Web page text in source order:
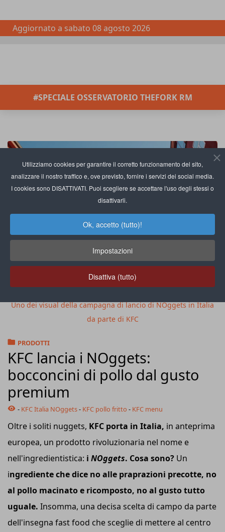
Utilizziamo cookies per garantire il corretto funzionamento del sito,
analizzare il nostro traffico e, ove previsto, fornire i servizi dei social media.
I cookies sono DISATTIVATI. Puoi scegliere se accettare l'uso degli stessi o
disattivarli.
Ok, accetto (tutto)!
Impostazioni
Disattiva (tutto)
Aggiornato a sabato 08 agosto 2026
#SPECIALE OSSERVATORIO THEFORK RM
Uno dei visual della campagna di lancio di NOggets in Italia
da parte di KFC
PRODOTTI
KFC lancia i NOggets:
bocconcini di pollo dal gusto
premium
- KFC Italia NOggets- KFC pollo fritto - KFC menu
Oltre i soliti nuggets, KFC porta in Italia, in anteprima
europea, un prodotto rivoluzionaria nel nome e
nell'ingredientistica: i NOggets. Cosa sono? Un
ingrediente che dice no alle praprazioni precotte, no
al pollo macinato e ricomposto, no al gusto tutto
uguale. Insomma, una decisa scelta di campo da parte
dell'insegna fast food che sceglie di mettere al centro